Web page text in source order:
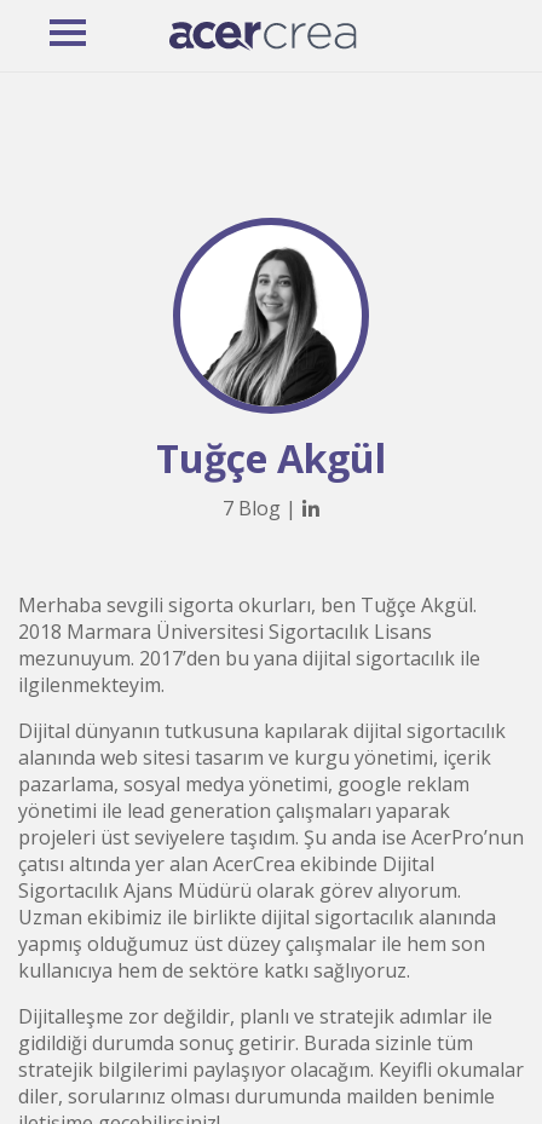
Tuğçe Akgül
7 Blog |
Merhaba sevgili sigorta okurları, ben Tuğçe Akgül.
2018 Marmara Üniversitesi Sigortacılık Lisans
mezunuyum. 2017’den bu yana dijital sigortacılık ile
ilgilenmekteyim.
Dijital dünyanın tutkusuna kapılarak dijital sigortacılık
alanında web sitesi tasarım ve kurgu yönetimi, içerik
pazarlama, sosyal medya yönetimi, google reklam
yönetimi ile lead generation çalışmaları yaparak
projeleri üst seviyelere taşıdım. Şu anda ise AcerPro’nun
çatısı altında yer alan AcerCrea ekibinde Dijital
Sigortacılık Ajans Müdürü olarak görev alıyorum.
Uzman ekibimiz ile birlikte dijital sigortacılık alanında
yapmış olduğumuz üst düzey çalışmalar ile hem son
kullanıcıya hem de sektöre katkı sağlıyoruz.
Dijitalleşme zor değildir, planlı ve stratejik adımlar ile
gidildiği durumda sonuç getirir. Burada sizinle tüm
stratejik bilgilerimi paylaşıyor olacağım. Keyifli okumalar
diler, sorularınız olması durumunda mailden benimle